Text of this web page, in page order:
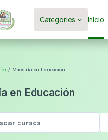
Categories
Inicio
Maestría en Educación
en Educación
cursos
cursos